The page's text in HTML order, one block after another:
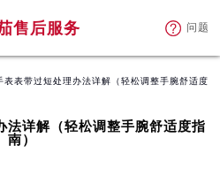
售后服务 问题
表表带过短处理办法详解（轻松调整手腕舒适度
法详解（轻松调整手腕舒适度指
南）